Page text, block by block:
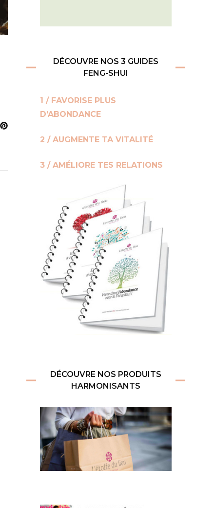
DÉCOUVRE NOS 3 GUIDES
FENG-SHUI
1 / FAVORISE PLUS
D’ABONDANCE
2 / AUGMENTE TA VITALITÉ
3 / AMÉLIORE TES RELATIONS
DÉCOUVRE NOS PRODUITS
HARMONISANTS